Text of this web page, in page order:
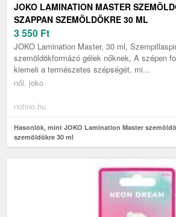
JOKO LAMINATION MASTER
SZAPPAN SZEMÖLDÖKRE 30 ML
3 550 Ft
JOKO Lamination Master, 30 ml,
szemöldökformázó gélek nőknek, A szépen
kiemeli a természetes szépségét, mi...
női, joko
notino.hu
Hasonlók, mint JOKO Lamination Master
szemöldökre 30 ml